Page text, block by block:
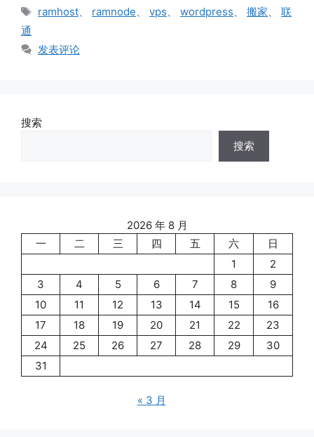
标
ramhost、 ramnode、 vps、 wordpress、 搬家、 联
通
发表评论
搜索
搜索
2026 年 8 月
一
二 三 四 五 六
日
1
2
3
4 5 6 7 8
9
10
11 12 13 14 15
16
17
18 19 20 21 22
23
24
25 26 27 28 29
30
31
« 3 月